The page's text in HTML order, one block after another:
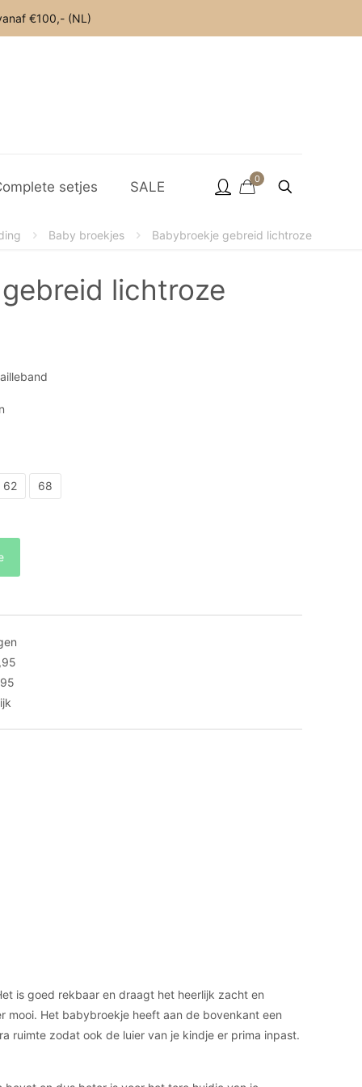
€100,- (NL)
setjes SALE 0
Baby broekjes Babybroekje gebreid lichtroze
lichtroze
62 68
is goed rekbaar en draagt het heerlijk zacht en
Het babybroekje heeft aan de bovenkant een
ruimte zodat ook de luier van je kindje er prima inpast.